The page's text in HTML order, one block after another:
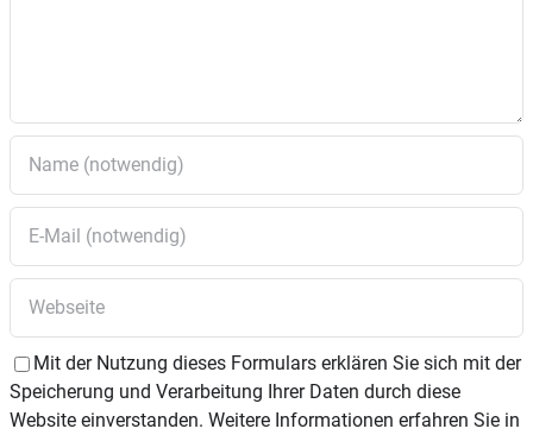
Mit der Nutzung dieses Formulars erklären Sie sich mit der
Speicherung und Verarbeitung Ihrer Daten durch diese
Website einverstanden. Weitere Informationen erfahren Sie in